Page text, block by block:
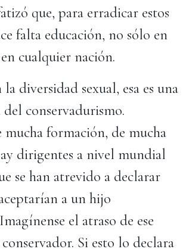
que, para erradicar estos
falta educación, no sólo en
cualquier nación.
diversidad sexual, esa es una
conservadurismo.
mucha formación, de mucha
dirigentes a nivel mundial
se han atrevido a declarar
a un hijo
el atraso de ese
Si esto lo declara